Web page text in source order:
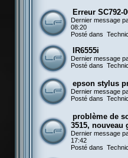
Erreur SC792-
Dernier message
08:20
Posté dans
IR6555i
Dernier message
Posté dans
epson stylus
Dernier message
Posté dans
problème de
3515, nouveau
Dernier message
17:42
Posté dans